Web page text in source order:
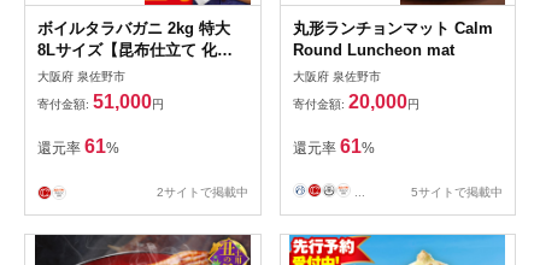
ボイルタラバガニ 2kg 特大
8Lサイズ【昆布仕立て 化粧
箱入り 贈答 ギフト カニ かに
蟹 たらば蟹 タラバ蟹 タラバ
カニ 海鮮 魚介 家計応援】
kgp0060
大阪府 泉佐野市
寄付金額: 51,000円
還元率 61%
2サイトで掲載中
丸形ランチョンマット Calm
Round Luncheon mat
大阪府 泉佐野市
寄付金額: 20,000円
還元率 61%
5サイトで掲載中